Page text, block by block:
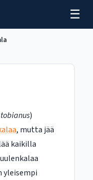
☰
)
, mutta jää
kaikilla
yleisempi